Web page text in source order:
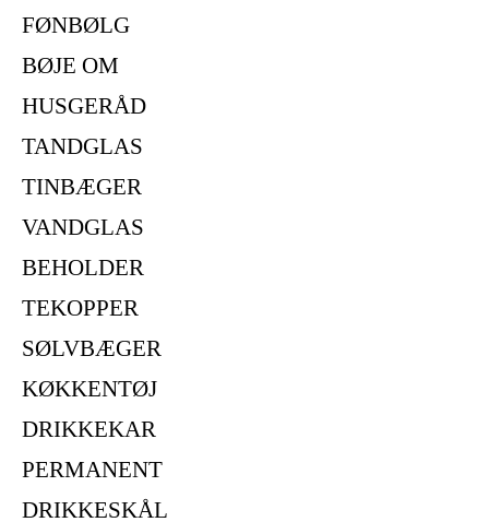
FØNBØLG
BØJE OM
HUSGERÅD
TANDGLAS
TINBÆGER
VANDGLAS
BEHOLDER
TEKOPPER
SØLVBÆGER
KØKKENTØJ
DRIKKEKAR
PERMANENT
DRIKKESKÅL